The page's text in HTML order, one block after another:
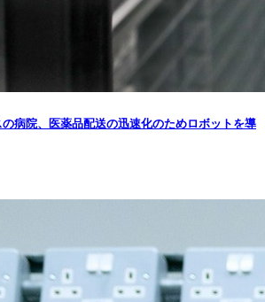
病院、医薬品配送の迅速化のためロボットを導